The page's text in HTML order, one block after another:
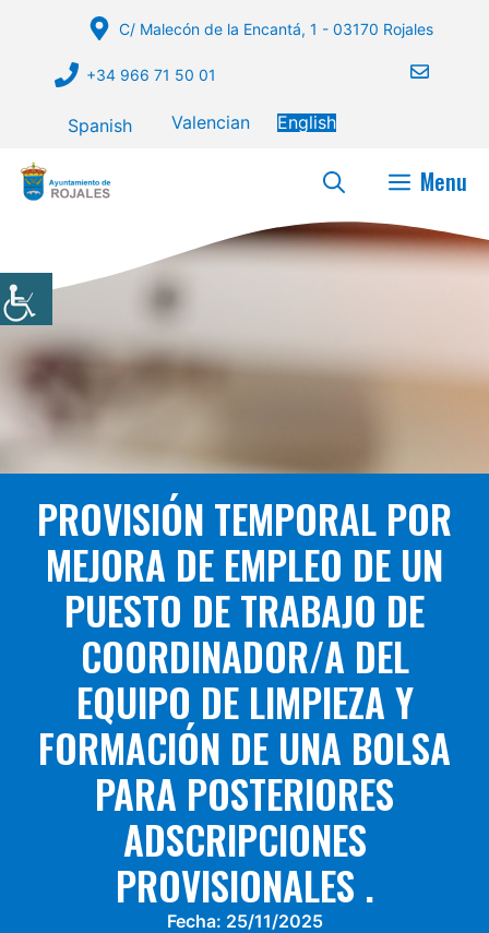
C/ Malecón de la Encantá, 1 - 03170 Rojales
+34 966 71 50 01
Spanish Valencian English
Menu
PROVISIÓN TEMPORAL POR
MEJORA DE EMPLEO DE UN
PUESTO DE TRABAJO DE
COORDINADOR/A DEL
EQUIPO DE LIMPIEZA Y
FORMACIÓN DE UNA BOLSA
PARA POSTERIORES
ADSCRIPCIONES
PROVISIONALES .
Fecha: 25/11/2025